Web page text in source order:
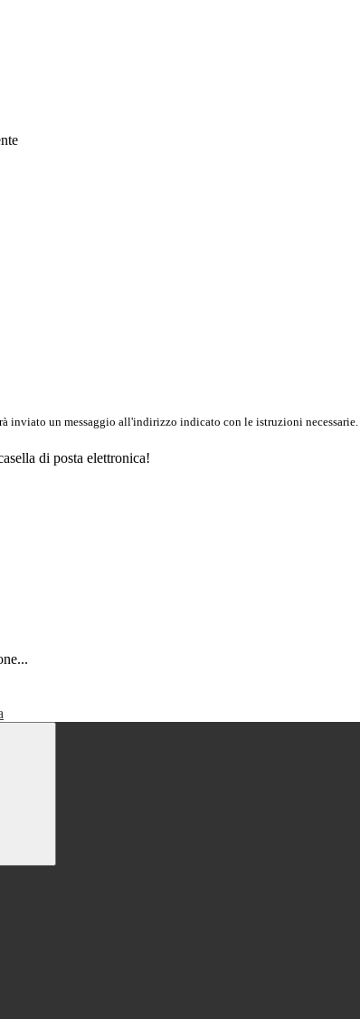
inviato un messaggio all'indirizzo indicato con le istruzioni necessarie.
di posta elettronica!